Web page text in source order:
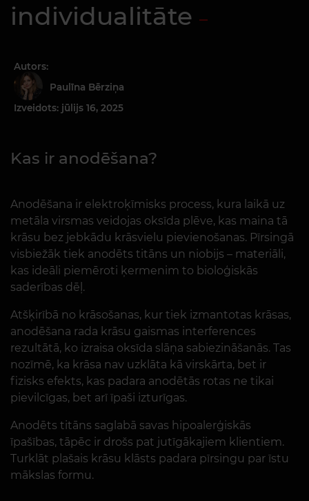
individualitāte
Autors:
Paulīna Bērziņa
Izveidots: jūlijs 16, 2025
Kas ir anodēšana?
Anodēšana ir elektroķīmisks process, kura laikā uz
metāla virsmas veidojas oksīda plēve, kas maina tā
krāsu bez jebkādu krāsvielu pievienošanas. Pīrsingā
visbiežāk tiek anodēts titāns un niobijs – materiāli,
kas ideāli piemēroti ķermenim to bioloģiskās
saderības dēļ.
Atšķirībā no krāsošanas, kur tiek izmantotas krāsas,
anodēšana rada krāsu gaismas interferences
rezultātā, ko izraisa oksīda slāņa sabiezināšanās. Tas
nozīmē, ka krāsa nav uzklāta kā virskārta, bet ir
fizisks efekts, kas padara anodētās rotas ne tikai
pievilcīgas, bet arī īpaši izturīgas.
Anodēts titāns saglabā savas hipoalerģiskās
īpašības, tāpēc ir drošs pat jutīgākajiem klientiem.
Turklāt plašais krāsu klāsts padara pīrsingu par īstu
mākslas formu.